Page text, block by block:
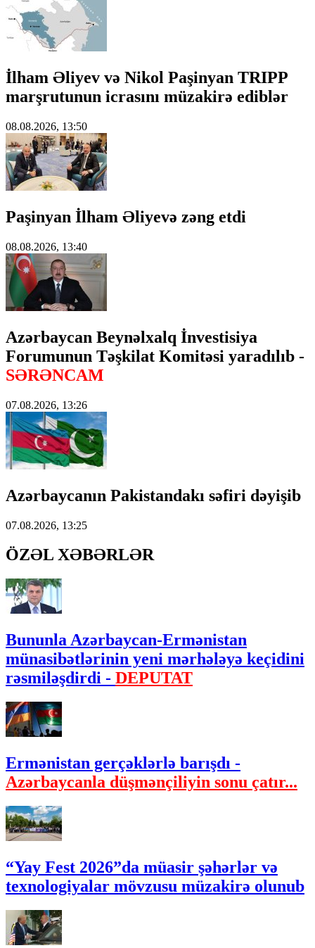
İlham Əliyev və Nikol Paşinyan TRIPP
marşrutunun icrasını müzakirə ediblər
08.08.2026, 13:50
Paşinyan İlham Əliyevə zəng etdi
08.08.2026, 13:40
Azərbaycan Beynəlxalq İnvestisiya
Forumunun Təşkilat Komitəsi yaradılıb -
SƏRƏNCAM
07.08.2026, 13:26
Azərbaycanın Pakistandakı səfiri dəyişib
07.08.2026, 13:25
ÖZƏL XƏBƏRLƏR
Bununla Azərbaycan-Ermənistan
münasibətlərinin yeni mərhələyə keçidini
rəsmiləşdirdi - DEPUTAT
Ermənistan gerçəklərlə barışdı -
Azərbaycanla düşmənçiliyin sonu çatır...
“Yay Fest 2026”da müasir şəhərlər və
texnologiyalar mövzusu müzakirə olunub